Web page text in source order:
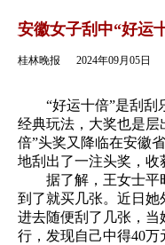
安徽女子刮中“好运
桂林晚报 2024年09月05日
“好运十倍”是刮刮
经典玩法，大奖也是层
倍”头奖又降临在安徽
地刮出了一注头奖，收
据了解，王女士平
到了就买几张。近日
进去随便刮了几张，当
行，发现自己中得40